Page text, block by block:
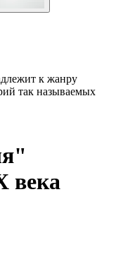
к жанру
так называемых
века